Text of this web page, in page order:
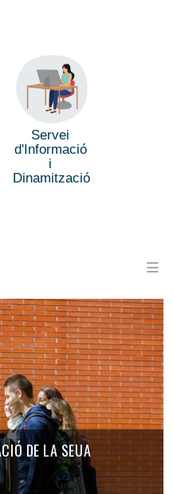
Servei
d'Informació
i
Dinamització
DE LA SEUA